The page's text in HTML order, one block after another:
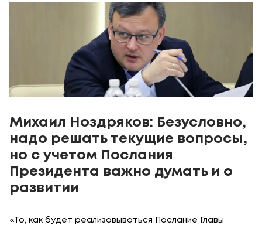
Михаил Ноздряков: Безусловно,
надо решать текущие вопросы,
но с учетом Послания
Президента важно думать и о
развитии
«То, как будет реализовываться Послание Главы